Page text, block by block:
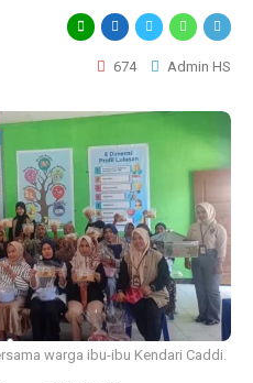
674 Admin HS
warga ibu-ibu Kendari Caddi.